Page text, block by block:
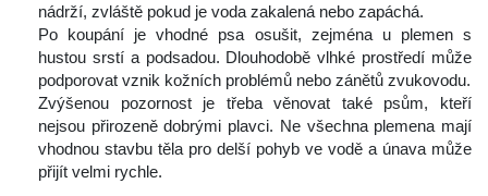
nádrží, zvláště pokud je voda zakalená nebo zapáchá.
Po koupání je vhodné psa osušit, zejména u plemen s
hustou srstí a podsadou. Dlouhodobě vlhké prostředí může
podporovat vznik kožních problémů nebo zánětů zvukovodu.
Zvýšenou pozornost je třeba věnovat také psům, kteří
nejsou přirozeně dobrými plavci. Ne všechna plemena mají
vhodnou stavbu těla pro delší pohyb ve vodě a únava může
přijít velmi rychle.